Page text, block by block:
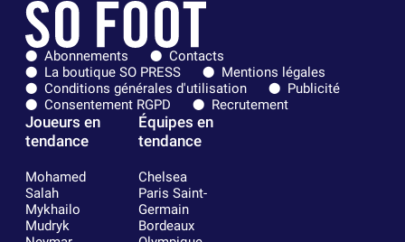
Abonnements
Contacts
La boutique SO PRESS
Mentions légales
Conditions générales d'utilisation
Publicité
Consentement RGPD
Recrutement
Joueurs en
tendance
Mohamed
Salah
Mykhailo
Mudryk
Équipes en
tendance
Chelsea
Paris Saint-
Germain
Bordeaux